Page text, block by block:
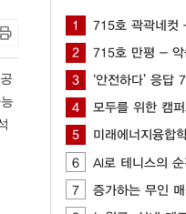
1 715호 곽곽네컷
2 715호 만평 - 악
3 ‘안전하다’ 응답 79%
4 모두를 위한 캠퍼스,
5 미래에너지융합학과 최민기 연
6 AI로 테니스의
7 증가하는 무인 매